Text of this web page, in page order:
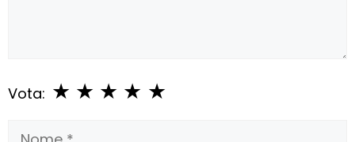
Vota: ★
★
★
★
★
Nome